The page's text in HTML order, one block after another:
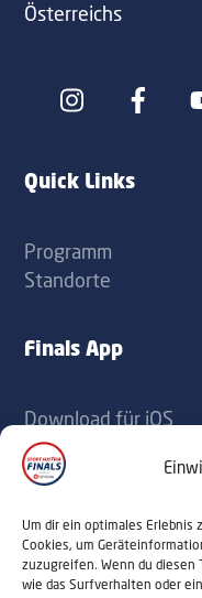
Um dir ein optimales Erlebnis
Cookies, um
zuzugreifen. Wenn du
wie das Surfverhalten oder
Österreichs
Icon
Icon
Quick Links
Programm
Standorte
Finals App
Download für iOS
Download für Android
Kontakt